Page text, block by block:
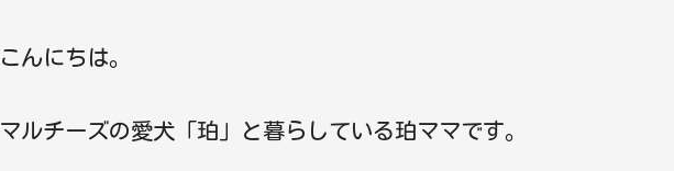
こんにちは。
マルチーズの愛犬「珀」と暮らしている珀ママです。